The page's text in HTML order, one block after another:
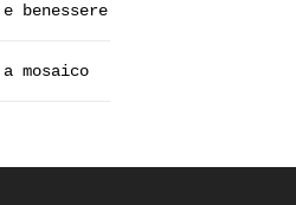
benessere
mosaico